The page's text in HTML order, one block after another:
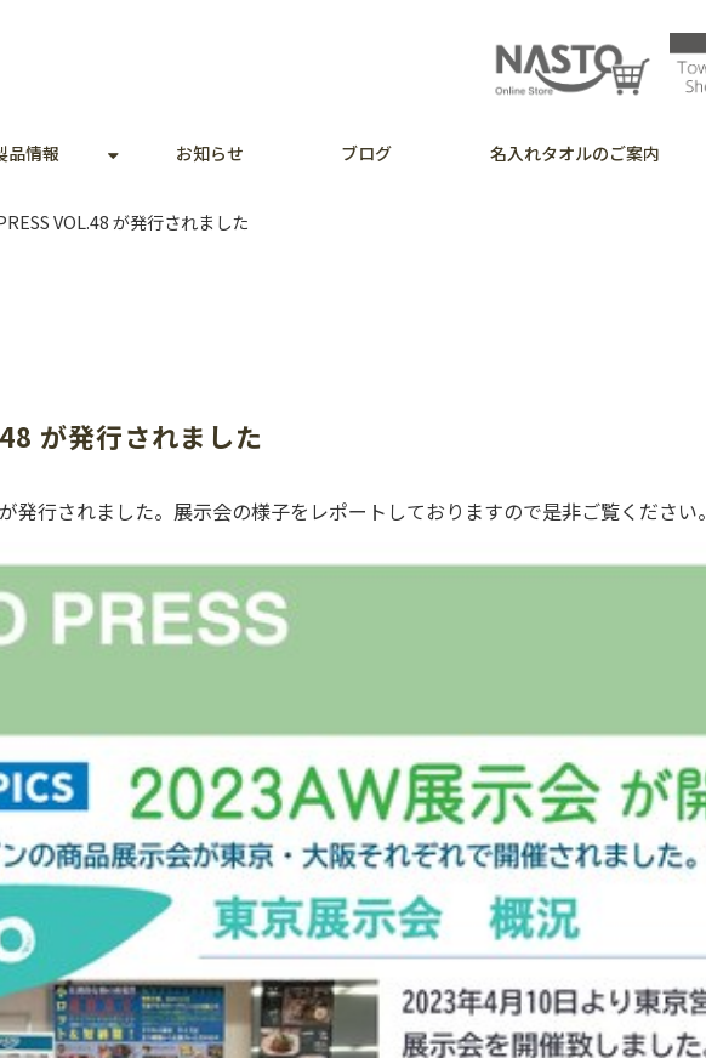
品情報 お知らせ ブログ 名入れタオルのご案内
VOL.48 が発行されました
が発行されました
行されました。展示会の様子をレポートしておりますので是非ご覧ください。